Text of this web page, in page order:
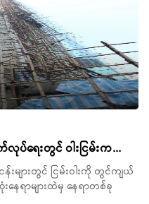
ရေးတွင် ဝါးငြမ်းက...
ျားတွင် ငြမ်းဝါးကို တွင်ကျယ်
ေရာများထဲမှ နေရာတစ်ခု